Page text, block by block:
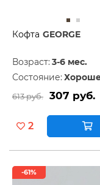
Кофта GEORGE
Возраст: 3-6 мес.
Состояние:
613 руб. 307 руб.
2
-61%